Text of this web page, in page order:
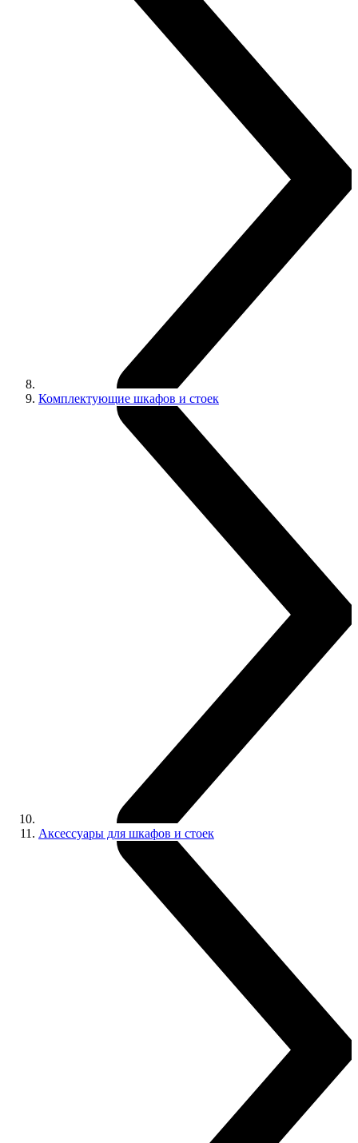
Комплектующие шкафов и стоек
Аксессуары для шкафов и стоек